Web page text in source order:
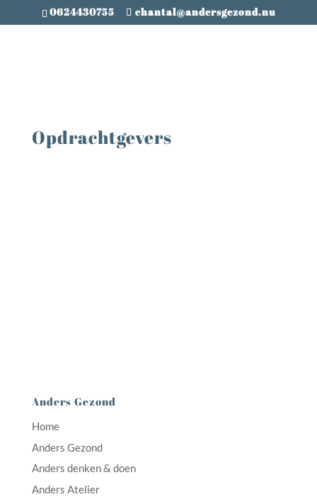
0624430755 chantal@andersgezond.nu
Opdrachtgevers
Anders Gezond
Home
Anders Gezond
Anders denken & doen
Anders Atelier